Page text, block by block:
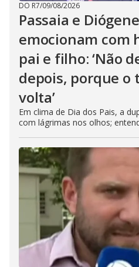
DO R7/09/08/2026
Passaia e
emocionam com
pai e filho: ‘Não
depois, porque o
volta’
Em clima de Dia dos Pais, a
com lágrimas nos olhos;